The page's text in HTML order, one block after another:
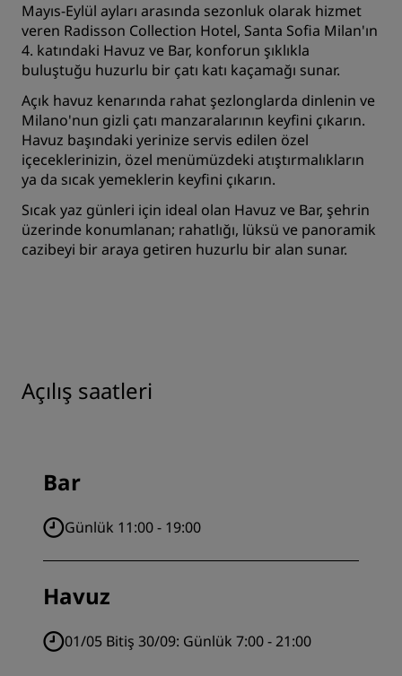
Mayıs-Eylül ayları arasında sezonluk olarak hizmet
veren Radisson Collection Hotel, Santa Sofia Milan'ın
4. katındaki Havuz ve Bar, konforun şıklıkla
buluştuğu huzurlu bir çatı katı kaçamağı sunar.
Açık havuz kenarında rahat şezlonglarda dinlenin ve
Milano'nun gizli çatı manzaralarının keyfini çıkarın.
Havuz başındaki yerinize servis edilen özel
içeceklerinizin, özel menümüzdeki atıştırmalıkların
ya da sıcak yemeklerin keyfini çıkarın.
Sıcak yaz günleri için ideal olan Havuz ve Bar, şehrin
üzerinde konumlanan; rahatlığı, lüksü ve panoramik
cazibeyi bir araya getiren huzurlu bir alan sunar.
Açılış saatleri
Bar
Günlük 11:00 - 19:00
Havuz
01/05 Bitiş 30/09: Günlük 7:00 - 21:00